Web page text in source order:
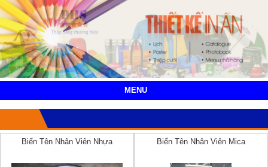
MENU
Biển Tên Nhân Viên Nhựa Biển Tên Nhân Viên Mica